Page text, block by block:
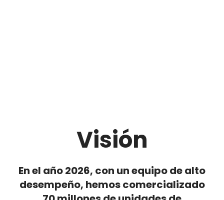
Visión
En el año 2026, con un equipo de alto
desempeño, hemos comercializado